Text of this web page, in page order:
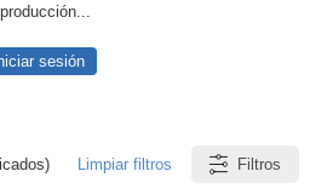
sesión
Limpiar filtros Filtros